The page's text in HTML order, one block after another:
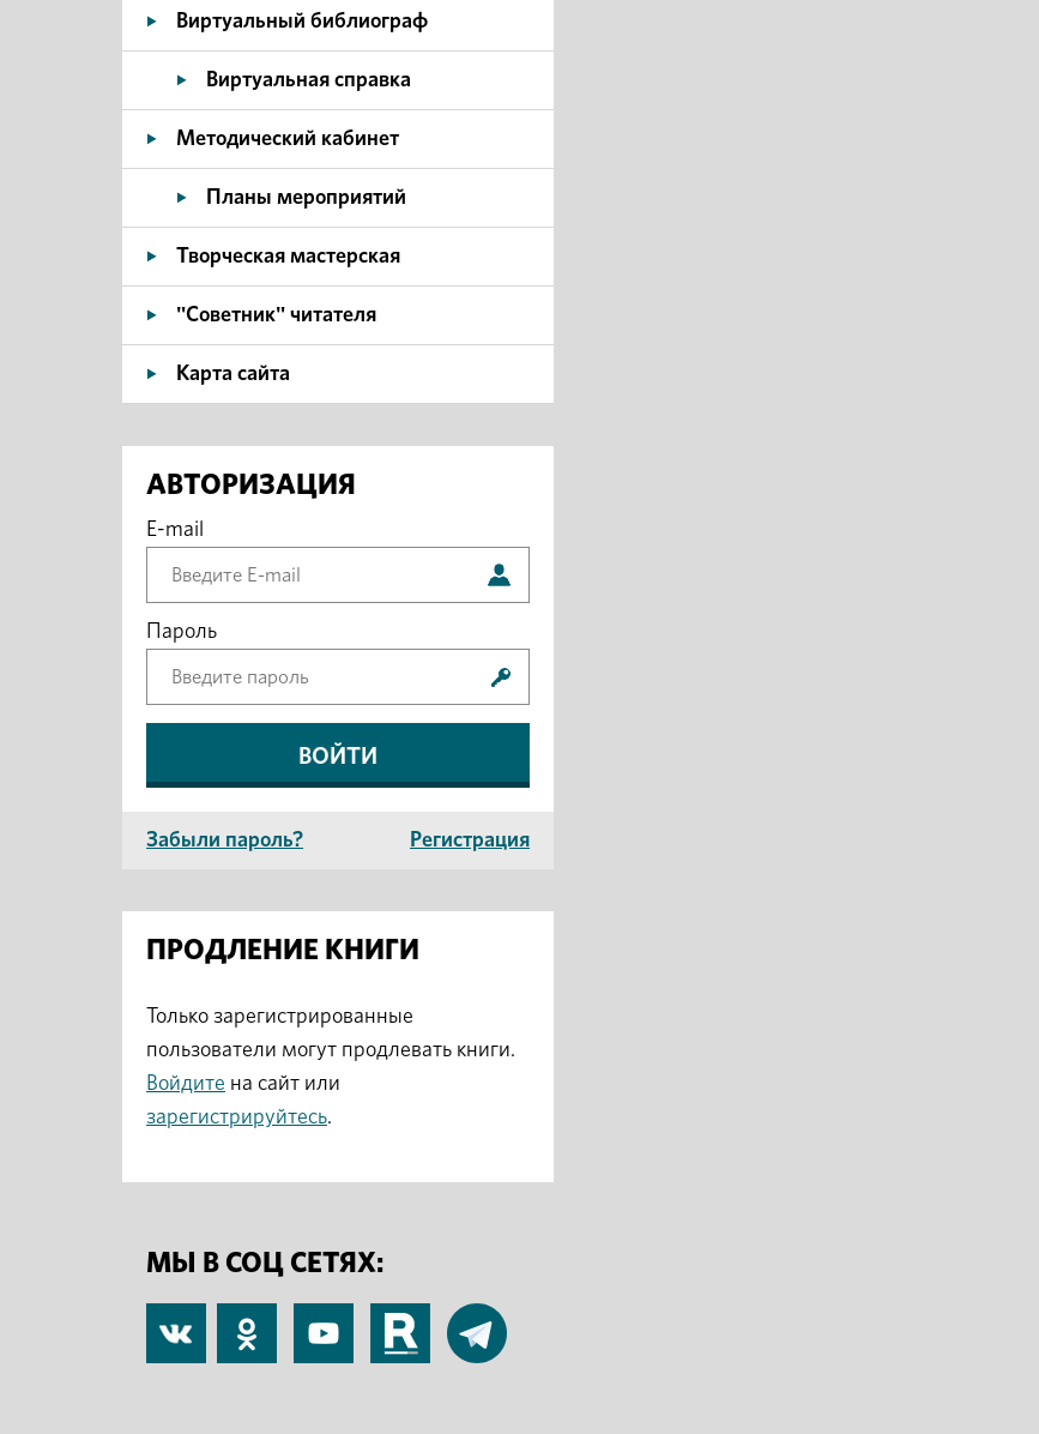
Виртуальный библиограф
Виртуальная справка
Методический кабинет
Планы мероприятий
Творческая мастерская
"Советник" читателя
Карта сайта
АВТОРИЗАЦИЯ
E-mail
Пароль
Забыли пароль? Регистрация
ПРОДЛЕНИЕ КНИГИ
Только зарегистрированные
пользователи могут продлевать книги.
Войдите на сайт или
зарегистрируйтесь.
МЫ В СОЦ СЕТЯХ:
Одноклассники
YouTube RuTube Telegram